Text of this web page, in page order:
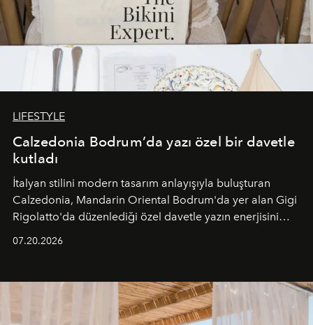
LIFESTYLE
Calzedonia Bodrum’da yazı özel bir davetle
kutladı
İtalyan stilini modern tasarım anlayışıyla buluşturan
Calzedonia, Mandarin Oriental Bodrum'da yer alan Gigi
Rigolatto'da düzenlediği özel davetle yazın enerjisini
07.20.2026